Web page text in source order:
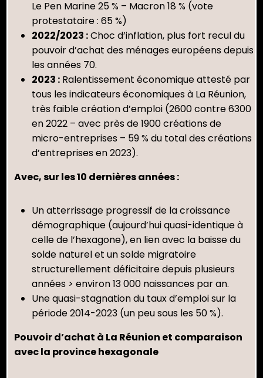
Le Pen Marine 25 % – Macron 18 % (vote
protestataire : 65 %)
2022/2023 :Choc d’inflation, plus fort recul du
pouvoir d’achat des ménages européens depuis
les années 70.
2023 : Ralentissement économique attesté par
tous les indicateurs économiques à La Réunion,
très faible création d’emploi (2600 contre 6300
en 2022 – avec près de 1900 créations de
micro-entreprises – 59 % du total des créations
d’entreprises en 2023).
Avec, sur les 10 dernières années :
Un atterrissage progressif de la croissance
démographique (aujourd’hui quasi-identique à
celle de l’hexagone), en lien avec la baisse du
solde naturel et un solde migratoire
structurellement déficitaire depuis plusieurs
années > environ 13 000 naissances par an.
Une quasi-stagnation du taux d’emploi sur la
période 2014-2023 (un peu sous les 50 %).
Pouvoir d’achat à La Réunion et comparaison
avec la province hexagonale